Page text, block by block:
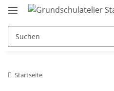
Startseite